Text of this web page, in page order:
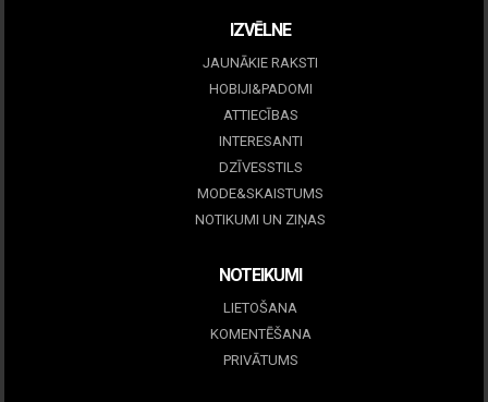
IZVĒLNE
JAUNĀKIE RAKSTI
HOBIJI&PADOMI
ATTIECĪBAS
INTERESANTI
DZĪVESSTILS
MODE&SKAISTUMS
NOTIKUMI UN ZIŅAS
NOTEIKUMI
LIETOŠANA
KOMENTĒŠANA
PRIVĀTUMS